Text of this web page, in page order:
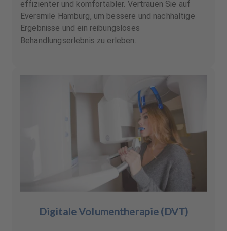
effizienter und komfortabler. Vertrauen Sie auf
Eversmile Hamburg, um bessere und nachhaltige
Ergebnisse und ein reibungsloses
Behandlungserlebnis zu erleben.
Digitale Volumentherapie (DVT)